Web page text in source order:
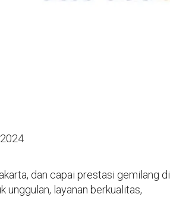
dan capai prestasi gemilang di
unggulan, layanan berkualitas,